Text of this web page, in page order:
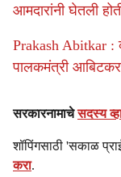
आमदारांनी घेतली
Prakash Abitkar :
पालकमंत्री
सरकारनामाचेसदस्य
शॉपिंगसाठी 'सकाळ
करा.